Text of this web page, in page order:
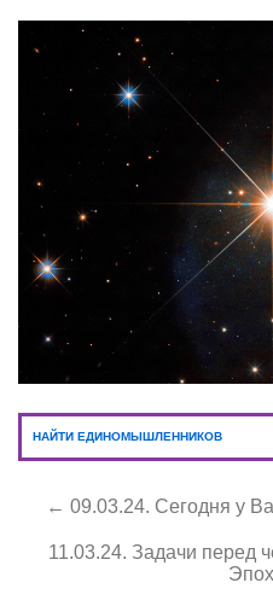
НАЙТИ ЕДИНОМЫШЛЕННИКОВ
← 09.03.24. Сегодня у
11.03.24. Задачи перед